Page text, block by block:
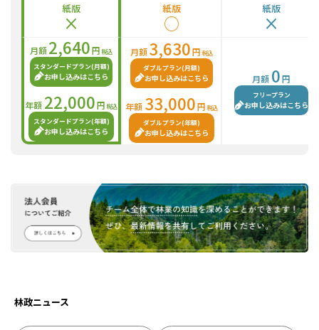
紙版
×
月額2,640円税込
スタンダードプラン(月額)
お申し込みはこちら
年額 22,000円税込
スタンダードプラン(年額)
お申し込みはこちら
紙版
○
月額3,630円税込
ダブルプラン(月額)
お申し込みはこちら
年額 33,000円税込
ダブルプラン(年額)
お申し込みはこちら
紙版
×
月額 0円
フリープラン
お申し込みはこちら
林政ニュース